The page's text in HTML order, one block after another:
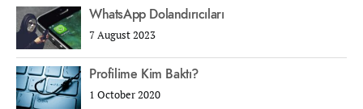
WhatsApp Dolandırıcıları
7 August 2023
Profilime Kim Baktı?
1 October 2020